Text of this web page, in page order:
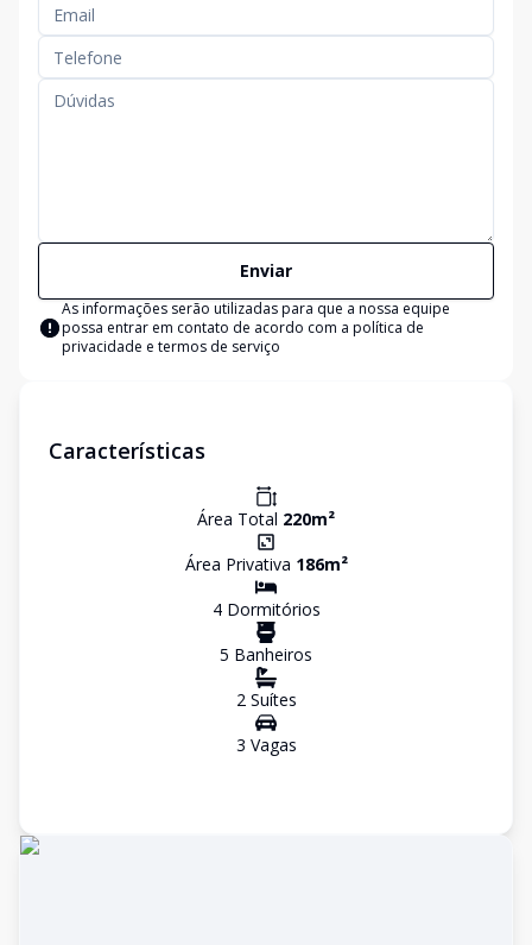
Enviar
As informações serão utilizadas para que a nossa equipe
possa entrar em contato de acordo com a política de
privacidade e termos de serviço
Características
Área Total 220m²
Área Privativa 186m²
4Dormitórios
5 Banheiros
2Suítes
3 Vagas